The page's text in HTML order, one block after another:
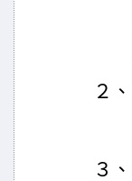
２、
３、